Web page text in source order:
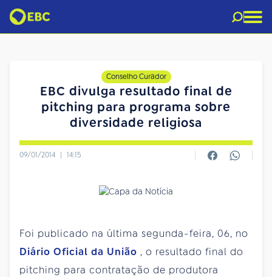
Conselho Curador
EBC divulga resultado final de
pitching para programa sobre
diversidade religiosa
09/01/2014 | 14:15
Foi publicado na última segunda-feira, 06, no
Diário Oficial da União , o resultado final do
pitching para contratação de produtora